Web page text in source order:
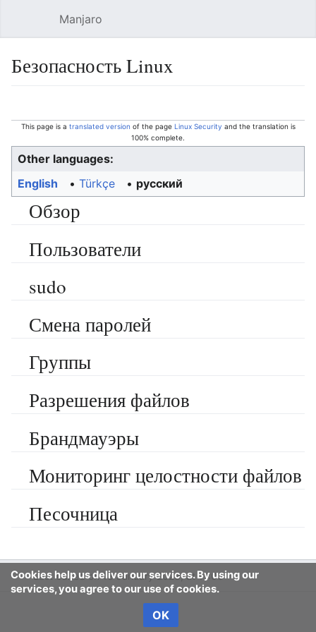
Manjaro
Безопасность Linux
This page is a translated version of the page Linux Security and the translation is
100% complete.
Other languages:
English
• ‎ Türkçe • ‎ русский
Обзор
Пользователи
sudo
Смена паролей
Группы
Разрешения файлов
Брандмауэры
Мониторинг целостности файлов
Песочница
Last edited on 18 January 2023, at 11:03
Cookies help us deliver our services. By using our
services, you agree to our use of cookies.
OK